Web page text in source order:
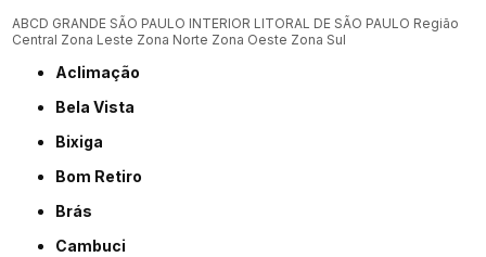
ABCD GRANDE SÃO PAULO INTERIOR LITORAL DE SÃO PAULO Região
Central Zona Leste Zona Norte Zona Oeste Zona Sul
Aclimação
Bela Vista
Bixiga
Bom Retiro
Brás
Cambuci